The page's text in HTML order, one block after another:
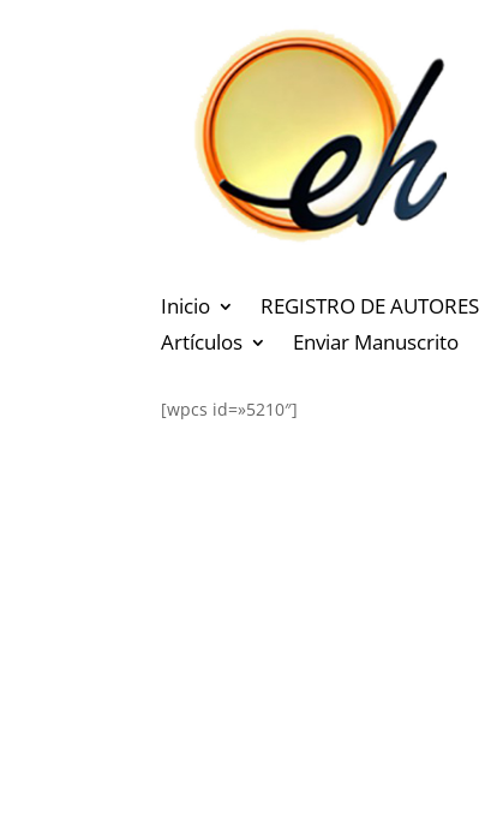
Inicio REGISTRO DE AUTORES
Artículos
Enviar Manuscrito
[wpcs id=»5210″]